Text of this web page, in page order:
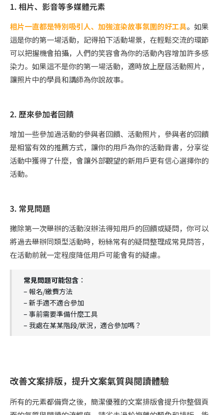
1. 相片、影音等多媒體元素
相片一直都是特別吸引人、加強渲染故事氛圍的好工具。如果
這是你的第一場活動，記得拍下活動場景，在輕鬆交流的環節
可以把握機會拍攝，人們的笑容會為你的活動內容增加許多感
染力。如果這不是你的第一場活動，適時放上歷屆活動照片，
讓照片中的學員和講師為你說故事。
2. 歷來參加者回饋
增加一些參加過活動的參與者回饋、活動照片，參與者的回饋
是相當有效的推薦方式，讓你的用戶為你的活動背書，分享從
活動中獲得了什麼，會讓外部觀望的新用戶更有信心選擇你的
活動。
3. 常見問題
撇除第一次舉辦的活動沒辦法得知用戶的回饋或疑問，你可以
將過去舉辦同類型活動時，粉絲常有的疑問整理成常見問答，
在活動前就一定程度降低用戶可能會有的疑慮。
常見問題可能包含 ：
– 報名/繳費方法
– 新手適不適合參加
– 事前需要準備什麼工具
– 我處在某某階段/狀況，適合參加嗎？
改善文案排版，提升文案氣質與閱讀體驗
所有的元素都備齊之後，簡潔優雅的文案排版會提升你整個頁